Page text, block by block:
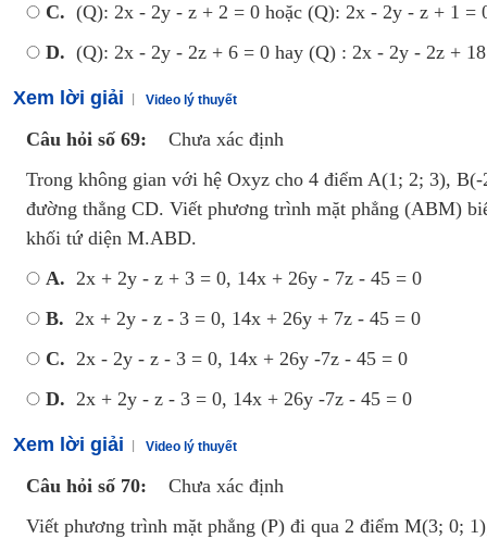
C. (Q): 2x - 2y - z + 2 = 0 hoặc (Q): 2x - 2y - z + 1 =
D. (Q): 2x - 2y - 2z + 6 = 0 hay (Q) : 2x - 2y - 2z +
Xem lời giải Video lý thuyết
Câu hỏi số 69:
Chưa xác định
Trong không gian với hệ Oxyz cho 4 điểm A(1; 2; 3),
đường thẳng CD. Viết phương trình mặt phẳng (ABM)
khối tứ diện M.ABD.
A. 2x + 2y - z + 3 = 0, 14x + 26y - 7z - 45 = 0
B. 2x + 2y - z - 3 = 0, 14x + 26y + 7z - 45 = 0
C. 2x - 2y - z - 3 = 0, 14x + 26y -7z - 45 = 0
D. 2x + 2y - z - 3 = 0, 14x + 26y -7z - 45 = 0
Xem lời giải Video lý thuyết
Câu hỏi số 70:
Chưa xác định
Viết phương trình mặt phẳng (P) đi qua 2 điểm M(3; 0;